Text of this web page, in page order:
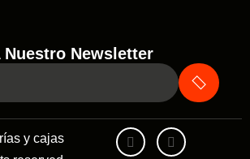
Nuestro Newsletter
y cajas